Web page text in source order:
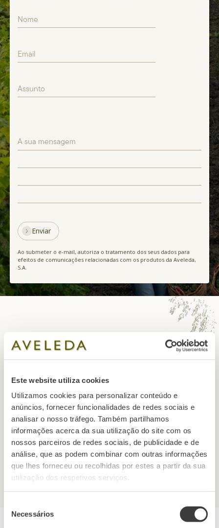
Este website utiliza cookies
Utilizamos cookies para personalizar conteúdo e
anúncios, fornecer funcionalidades de redes sociais e
analisar o nosso tráfego. Também partilhamos
informações acerca da sua utilização do site com os
nossos parceiros de redes sociais, de publicidade e de
análise, que as podem combinar com outras informações
que lhes forneceu ou recolhidas por estes a partir da sua
utilização dos respetivos serviços.
Necessários
Enviar
Ao submeter o e-mail, autoriza o tratamento dos seus dados para
efeitos de comunicações relacionadas com os produtos da Aveleda,
S.A.
Telefone
+351 255 718 200
Custo de chamada para rede fixa nacional
Email
info@aveleda.pt
Morada
Rua da Aveleda nº 2